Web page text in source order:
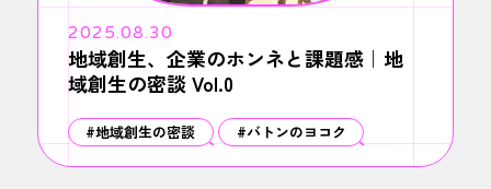
2025.08.30
地域創生、企業のホンネと課題感｜地
域創生の密談 Vol.0
#地域創生の密談 #バトンのヨコク